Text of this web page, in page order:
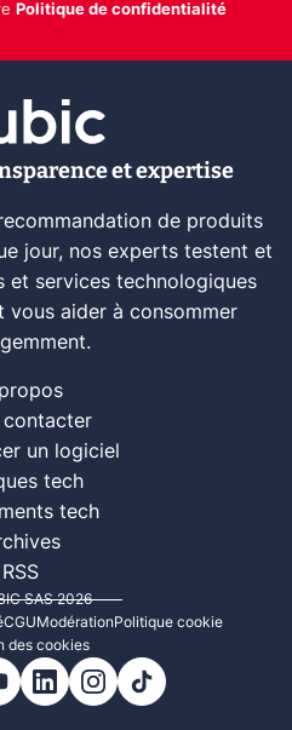
Politique de confidentialité
et expertise
de produits
jour, nos experts testent et
et services technologiques
vous aider à consommer
contacter
un logiciel
tech
tech
RSS
SAS 2026
CGUModérationPolitique cookie
des cookies